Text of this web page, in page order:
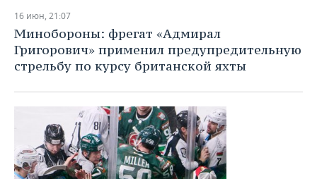
16 июн, 21:07
Минобороны: фрегат «Адмирал
Григорович» применил предупредительную
стрельбу по курсу британской яхты